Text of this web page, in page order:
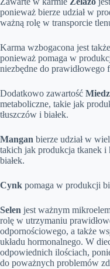
ponieważ bierze udział w
ważną rolę w transporcie
Karma wzbogacona jest
ponieważ pomaga w
niezbędne do
Dodatkowo zawartość
metaboliczne, takie jak
tłuszczów i białek.
Mangan bierze udział w
takich jak produkcja tkanek
białek.
Cynk pomaga w produkcji
Selen jest ważnym
rolę w utrzymaniu
odpornościowego, a także
układu hormonalnego. W
odpowiednich ilościach,
do poważnych problemów